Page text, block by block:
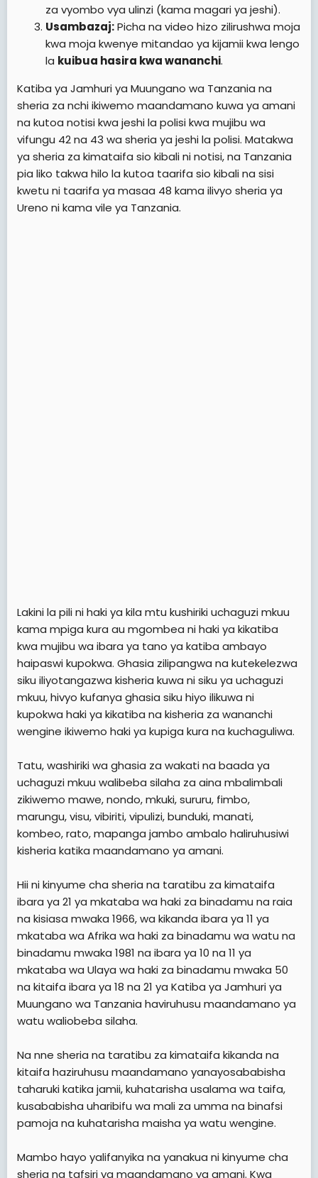
za vyombo vya ulinzi (kama magari ya jeshi).
Usambazaj:Picha na video hizo zilirushwa moja
kwa moja kwenye mitandao ya kijamii kwa lengo
la kuibua hasira kwa wananchi.
Katiba ya Jamhuri ya Muungano wa Tanzania na
sheria za nchi ikiwemo maandamano kuwa ya amani
na kutoa notisi kwa jeshi la polisi kwa mujibu wa
vifungu 42 na 43 wa sheria ya jeshi la polisi. Matakwa
ya sheria za kimataifa sio kibali ni notisi, na Tanzania
pia liko takwa hilo la kutoa taarifa sio kibali na sisi
kwetu ni taarifa ya masaa 48 kama ilivyo sheria ya
Ureno ni kama vile ya Tanzania.
Lakini la pili ni haki ya kila mtu kushiriki uchaguzi mkuu
kama mpiga kura au mgombea ni haki ya kikatiba
kwa mujibu wa ibara ya tano ya katiba ambayo
haipaswi kupokwa. Ghasia zilipangwa na kutekelezwa
siku iliyotangazwa kisheria kuwa ni siku ya uchaguzi
mkuu, hivyo kufanya ghasia siku hiyo ilikuwa ni
kupokwa haki ya kikatiba na kisheria za wananchi
wengine ikiwemo haki ya kupiga kura na kuchaguliwa.
Tatu, washiriki wa ghasia za wakati na baada ya
uchaguzi mkuu walibeba silaha za aina mbalimbali
zikiwemo mawe, nondo, mkuki, sururu, fimbo,
marungu, visu, vibiriti, vipulizi, bunduki, manati,
kombeo, rato, mapanga jambo ambalo haliruhusiwi
kisheria katika maandamano ya amani.
Hii ni kinyume cha sheria na taratibu za kimataifa
ibara ya 21 ya mkataba wa haki za binadamu na raia
na kisiasa mwaka 1966, wa kikanda ibara ya 11 ya
mkataba wa Afrika wa haki za binadamu wa watu na
binadamu mwaka 1981 na ibara ya 10 na 11 ya
mkataba wa Ulaya wa haki za binadamu mwaka 50
na kitaifa ibara ya 18 na 21 ya Katiba ya Jamhuri ya
Muungano wa Tanzania haviruhusu maandamano ya
watu waliobeba silaha.
Na nne sheria na taratibu za kimataifa kikanda na
kitaifa haziruhusu maandamano yanayosababisha
taharuki katika jamii, kuhatarisha usalama wa taifa,
kusababisha uharibifu wa mali za umma na binafsi
pamoja na kuhatarisha maisha ya watu wengine.
Mambo hayo yalifanyika na yanakua ni kinyume cha
sheria na tafsiri ya maandamano ya amani. Kwa